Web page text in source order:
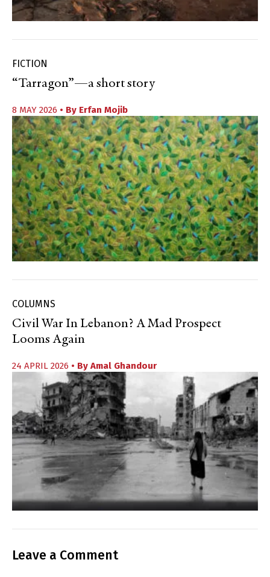
FICTION
“Tarragon”—a short story
8 MAY 2026 • By Erfan Mojib
COLUMNS
Civil War In Lebanon? A Mad Prospect
Looms Again
24 APRIL 2026 • By Amal Ghandour
Leave a Comment